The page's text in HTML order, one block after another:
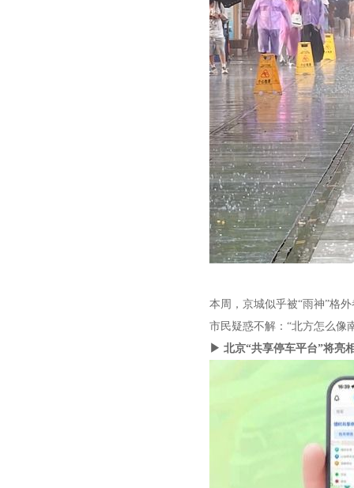
本周，京城似乎被“雨神”格
市民疑惑不解：“北方怎么像
▶ 北京“共享停车平台”将亮